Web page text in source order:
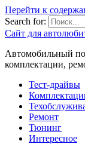
Перейти к
Search for:
Сайт для
Автомобильный
комплектации,
Тест-драйвы
Ремонт
Тюнинг
Интересное